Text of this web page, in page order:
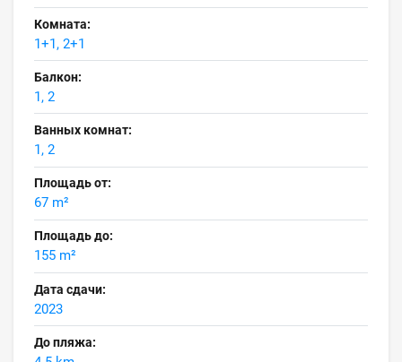
Комната:
1+1, 2+1
Балкон:
1, 2
Ванных комнат:
1, 2
Площадь от:
67 m²
Площадь до:
155 m²
Дата сдачи:
2023
До пляжа: